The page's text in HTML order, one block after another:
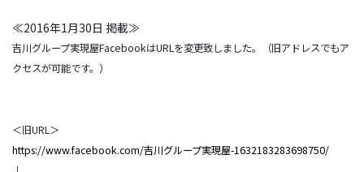
≪2016年1月30日 掲載≫
吉川グループ実現屋FacebookはURLを変更致しました。（旧アドレスでもア
クセスが可能です。）
＜旧URL＞
https://www.facebook.com/吉川グループ実現屋-1632183283698750/